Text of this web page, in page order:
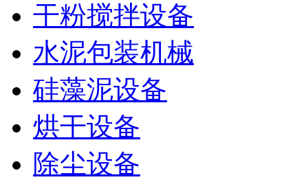
干粉搅拌设备
水泥包装机械
硅藻泥设备
烘干设备
除尘设备